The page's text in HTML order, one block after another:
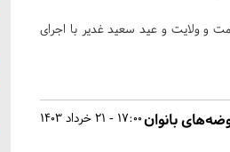
و ولایت و عید سعید غدیر با اجرای
17:00 - 21 خرداد 1403بانوان